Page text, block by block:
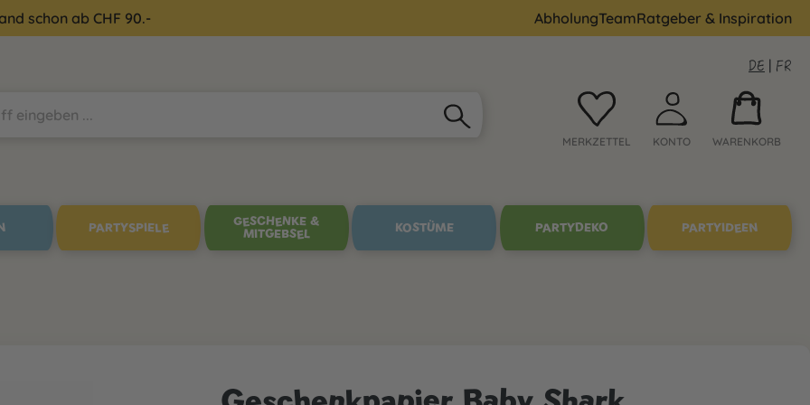
schon ab CHF 90.- AbholungTeamRatgeber & Inspiration
DE | FR
MERKZETTEL KONTO WARENKORB
PARTYSPIELE
GESCHENKE &
MITGEBSEL
KOSTÜME PARTYDEKO PARTYIDEEN